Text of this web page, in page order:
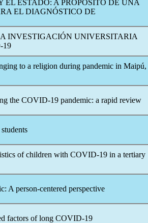
ESTADO: A PROPÓSITO DE UNA
EL DIAGNÓSTICO DE
INVESTIGACIÓN UNIVERSITARIA
19
to a religion during pandemic in Maipú,
the COVID-19 pandemic: a rapid review
of children with COVID-19 in a tertiary
: A person-centered perspective
factors of long COVID-19